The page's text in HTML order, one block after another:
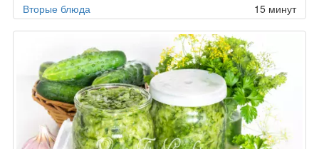
Вторые блюда 15 минут